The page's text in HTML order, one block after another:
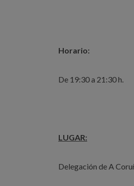
Horario:
De 19:30 a 21:30 h.
LUGAR:
Delegación de A